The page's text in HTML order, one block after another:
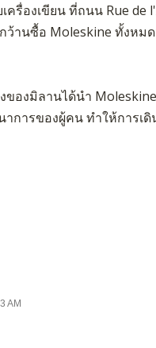
ครื่องเขียน ที่ถนน Rue
ว้านซื้อ Moleskine ทั้งหม
ของมิลานได้นำ
การของผู้คน ทำให้การเ
AM